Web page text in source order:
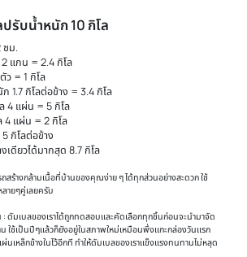
าร์เบล กับม้านั่งออกจากกันได้**
ขนาด 180 cm
ซม. เส้นผ่าศูนย์กลาง 2.3 ซม.
ารหล้ามเนื้อมัดหลักใหญ่ๆ เช่น กล้ามเนื้ออกบน กล้ามเนื้อหลังบน
ริหารให้กล้ามเนื้อมีขนาด "ใหญ่ขึ้น"
ำหนัก 10 กิโล ชุบโครเมี่ยม
ให้เข้ารูปพอดีมือ และ กระชับมือมากยิ่งขึ้น • แถมข้อต่อ: แถมให้ด้
การปรับเปลี่ยนดัมเบลให้กลายเป็นบาร์เบล จึงทำให้การออกกำลั
รับ ถุงมือ 1 คู่มือ เพื่อป้องกันมือถลอกหรือด้านจากแรงกดขอ
กับการออกกำลังกายได้อย่างเต็มที่ ไม่ต้องกังวลเรื่องมือด้านหรื